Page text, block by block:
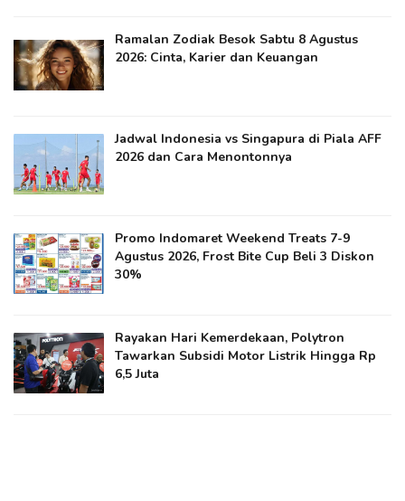
Ramalan Zodiak Besok Sabtu 8 Agustus
2026: Cinta, Karier dan Keuangan
Jadwal Indonesia vs Singapura di Piala AFF
2026 dan Cara Menontonnya
Promo Indomaret Weekend Treats 7-9
Agustus 2026, Frost Bite Cup Beli 3 Diskon
30%
Rayakan Hari Kemerdekaan, Polytron
Tawarkan Subsidi Motor Listrik Hingga Rp
6,5 Juta